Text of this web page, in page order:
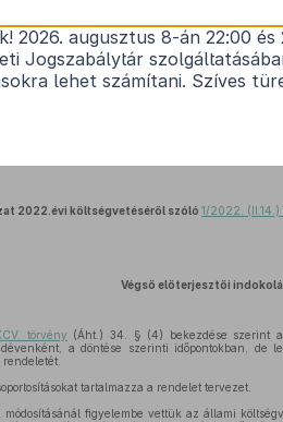
16.) önkormányzati
2022.évi költségvetéséről szóló 1/2022.
Végső előterjesztői
törvény (Áht.) 34. § (4) bekezdése szerint a
a döntése szerinti időpontokban, de
tartalmazza a rendelet tervezet.
figyelembe vettük az állami
2026. augusztus 8-án 22:00
Jogszabálytár
lehet számítani. Szíves